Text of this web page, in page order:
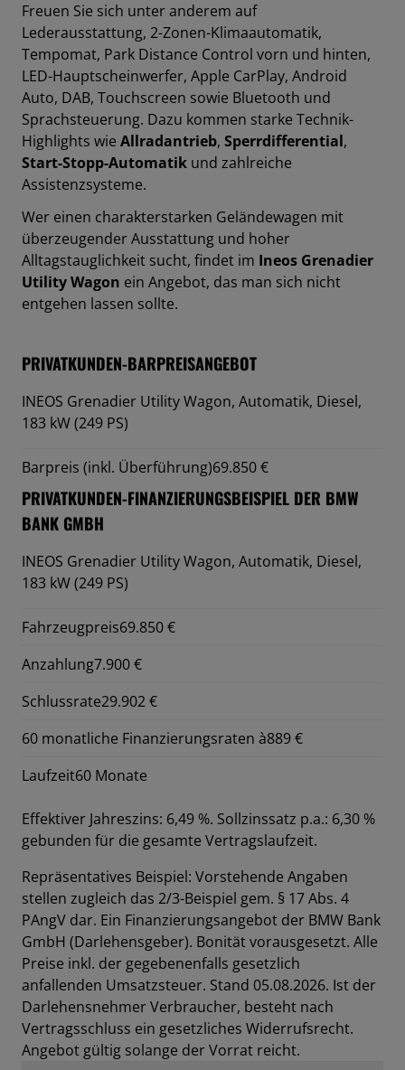
Freuen Sie sich unter anderem auf
Lederausstattung, 2-Zonen-Klimaautomatik,
Tempomat, Park Distance Control vorn und hinten,
LED-Hauptscheinwerfer, Apple CarPlay, Android
Auto, DAB, Touchscreen sowie Bluetooth und
Sprachsteuerung. Dazu kommen starke Technik-
Highlights wie Allradantrieb, Sperrdifferential,
Start-Stopp-Automatik und zahlreiche
Assistenzsysteme.
Wer einen charakterstarken Geländewagen mit
überzeugender Ausstattung und hoher
Alltagstauglichkeit sucht, findet im Ineos Grenadier
Utility Wagon ein Angebot, das man sich nicht
entgehen lassen sollte.
PRIVATKUNDEN-BARPREISANGEBOT
INEOS Grenadier Utility Wagon, Automatik, Diesel,
183 kW (249 PS)
Barpreis (inkl. Überführung)69.850 €
PRIVATKUNDEN-FINANZIERUNGSBEISPIEL DER BMW
BANK GMBH
INEOS Grenadier Utility Wagon, Automatik, Diesel,
183 kW (249 PS)
Fahrzeugpreis69.850 €
Anzahlung7.900 €
Schlussrate29.902 €
60 monatliche Finanzierungsraten à889 €
Laufzeit60 Monate
Effektiver Jahreszins: 6,49 %. Sollzinssatz p.a.: 6,30 %
gebunden für die gesamte Vertragslaufzeit.
Repräsentatives Beispiel: Vorstehende Angaben
stellen zugleich das 2/3-Beispiel gem. § 17 Abs. 4
PAngV dar. Ein Finanzierungsangebot der BMW Bank
GmbH (Darlehensgeber). Bonität vorausgesetzt. Alle
Preise inkl. der gegebenenfalls gesetzlich
anfallenden Umsatzsteuer. Stand 05.08.2026. Ist der
Darlehensnehmer Verbraucher, besteht nach
Vertragsschluss ein gesetzliches Widerrufsrecht.
Angebot gültig solange der Vorrat reicht.